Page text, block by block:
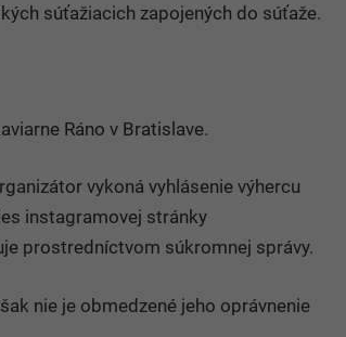
súťažiacich zapojených do súťaže.
Ráno v Bratislave.
vykoná vyhlásenie výhercu
instagramovej stránky
prostredníctvom súkromnej správy.
nie je obmedzené jeho oprávnenie